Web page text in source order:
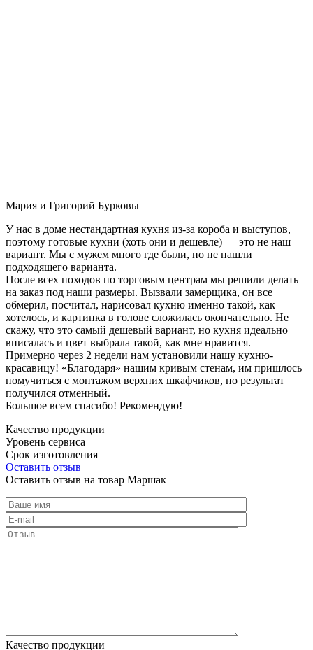
Мария и Григорий Бурковы
У нас в доме нестандартная кухня из-за короба и выступов,
поэтому готовые кухни (хоть они и дешевле) — это не наш
вариант. Мы с мужем много где были, но не нашли
подходящего варианта.
После всех походов по торговым центрам мы решили делать
на заказ под наши размеры. Вызвали замерщика, он все
обмерил, посчитал, нарисовал кухню именно такой, как
хотелось, и картинка в голове сложилась окончательно. Не
скажу, что это самый дешевый вариант, но кухня идеально
вписалась и цвет выбрала такой, как мне нравится.
Примерно через 2 недели нам установили нашу кухню-
красавицу! «Благодаря» нашим кривым стенам, им пришлось
помучиться с монтажом верхних шкафчиков, но результат
получился отменный.
Большое всем спасибо! Рекомендую!
Качество продукции
Уровень сервиса
Срок изготовления
Оставить отзыв
Оставить отзыв на товар Маршак
Качество продукции